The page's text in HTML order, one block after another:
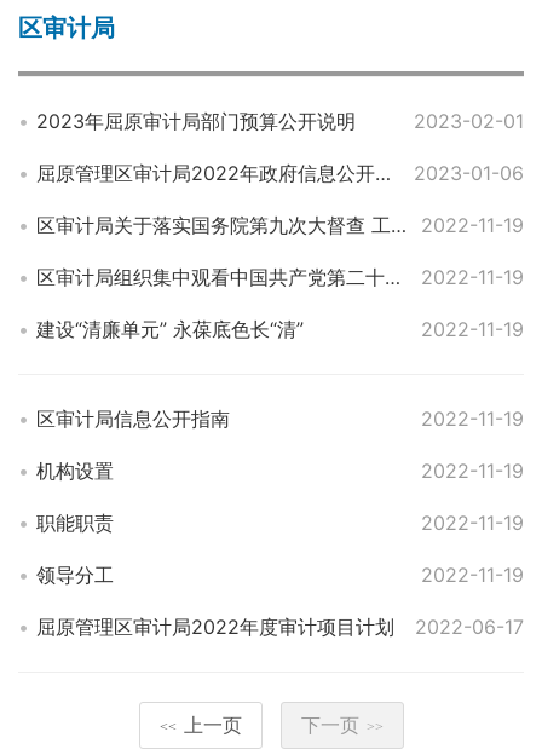
区审计局
2023年屈原审计局部门预算公开说明 2023-02-01
屈原管理区审计局2022年政府信息公开工作年度报告 2023-01-06
区审计局关于落实国务院第九次大督查 工作部署督查行动 2022-11-19
区审计局组织集中观看中国共产党第二十次全国代表大会 2022-11-19
建设“清廉单元” 永葆底色长“清” 2022-11-19
区审计局信息公开指南 2022-11-19
机构设置 2022-11-19
职能职责 2022-11-19
领导分工 2022-11-19
屈原管理区审计局2022年度审计项目计划 2022-06-17
<< 上一页 下一页 >>